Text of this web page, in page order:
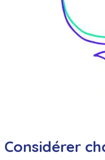
Considérer